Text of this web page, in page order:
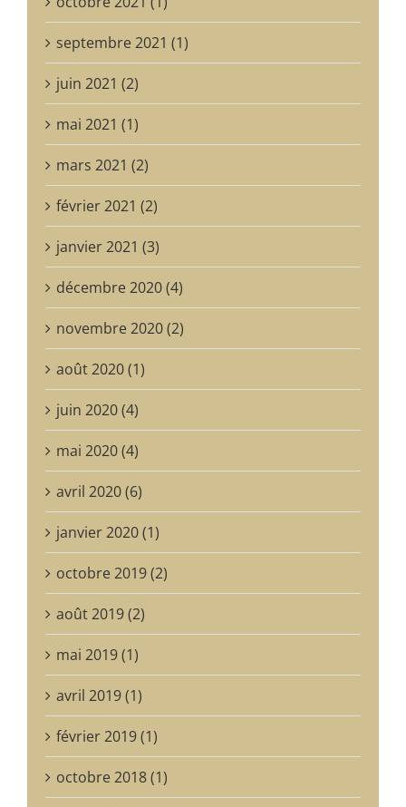
septembre 2021 (1)
juin 2021 (2)
mai 2021 (1)
mars 2021 (2)
février 2021 (2)
janvier 2021 (3)
décembre 2020 (4)
novembre 2020 (2)
août 2020 (1)
juin 2020 (4)
mai 2020 (4)
avril 2020 (6)
janvier 2020 (1)
octobre 2019 (2)
août 2019 (2)
mai 2019 (1)
avril 2019 (1)
février 2019 (1)
octobre 2018 (1)